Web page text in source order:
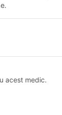
acest medic.